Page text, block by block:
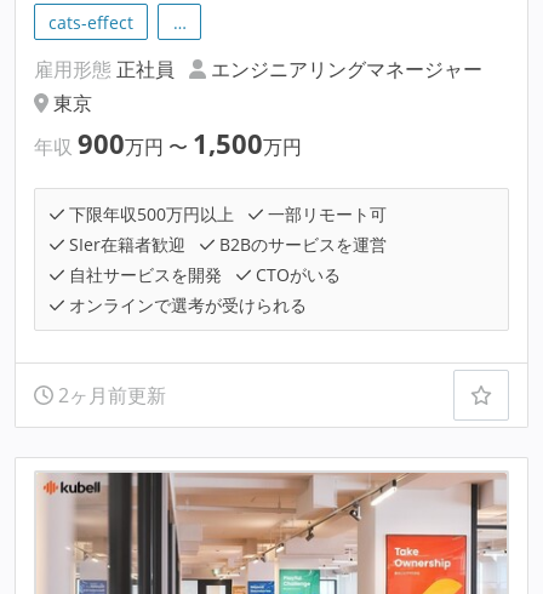
cats-effect
…
雇用形態 正社員
エンジニアリングマネージャー
東京
年収 900万円 〜 1,500万円
下限年収500万円以上
一部リモート可
SIer在籍者歓迎
B2Bのサービスを運営
自社サービスを開発
CTOがいる
オンラインで選考が受けられる
2ヶ月前更新